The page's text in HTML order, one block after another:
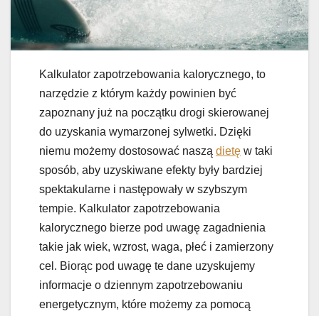
Kalkulator zapotrzebowania kalorycznego, to
narzędzie z którym każdy powinien być
zapoznany już na początku drogi skierowanej
do uzyskania wymarzonej sylwetki. Dzięki
niemu możemy dostosować naszą dietę w taki
sposób, aby uzyskiwane efekty były bardziej
spektakularne i następowały w szybszym
tempie. Kalkulator zapotrzebowania
kalorycznego bierze pod uwagę zagadnienia
takie jak wiek, wzrost, waga, płeć i zamierzony
cel. Biorąc pod uwagę te dane uzyskujemy
informacje o dziennym zapotrzebowaniu
energetycznym, które możemy za pomocą